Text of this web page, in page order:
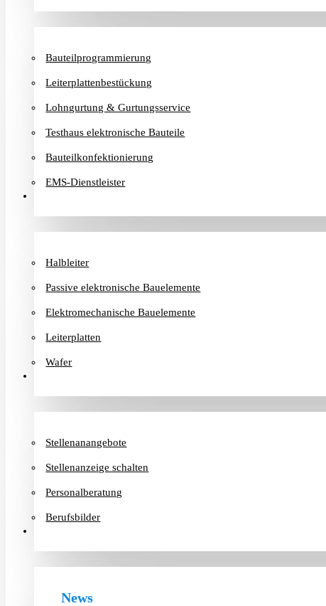
Bauteilprogrammierung
Leiterplattenbestückung
Lohngurtung & Gurtungsservice
Testhaus elektronische Bauteile
Bauteilkonfektionierung
EMS-Dienstleister
Halbleiter
Passive elektronische Bauelemente
Elektromechanische Bauelemente
Leiterplatten
Wafer
Stellenanangebote
Stellenanzeige schalten
Personalberatung
Berufsbilder
News